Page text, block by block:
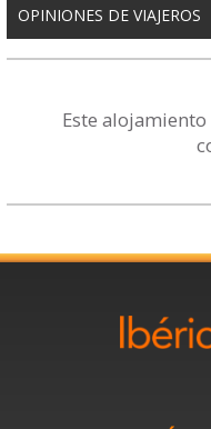
OPINIONES DE VIAJEROS
Este